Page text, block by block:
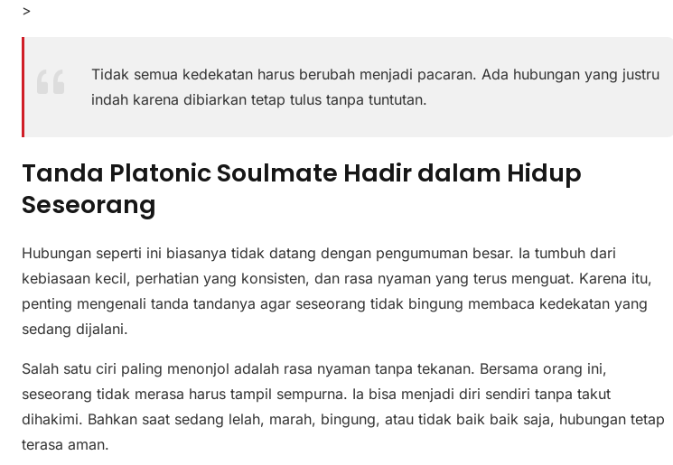
>
Tidak semua kedekatan harus berubah menjadi pacaran. Ada hubungan yang justru
indah karena dibiarkan tetap tulus tanpa tuntutan.
Tanda Platonic Soulmate Hadir dalam Hidup
Seseorang
Hubungan seperti ini biasanya tidak datang dengan pengumuman besar. Ia tumbuh dari
kebiasaan kecil, perhatian yang konsisten, dan rasa nyaman yang terus menguat. Karena itu,
penting mengenali tanda tandanya agar seseorang tidak bingung membaca kedekatan yang
sedang dijalani.
Salah satu ciri paling menonjol adalah rasa nyaman tanpa tekanan. Bersama orang ini,
seseorang tidak merasa harus tampil sempurna. Ia bisa menjadi diri sendiri tanpa takut
dihakimi. Bahkan saat sedang lelah, marah, bingung, atau tidak baik baik saja, hubungan tetap
terasa aman.